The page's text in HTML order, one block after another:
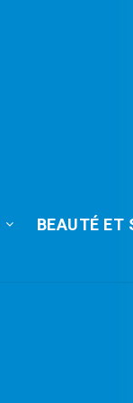
BEAUTÉ ET